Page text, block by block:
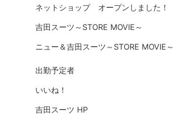
ネットショップ オープンしました！
吉田スーツ～STORE MOVIE～
ニュー＆吉田スーツ～STORE MOVIE～
出勤予定者
いいね！
吉田スーツ HP